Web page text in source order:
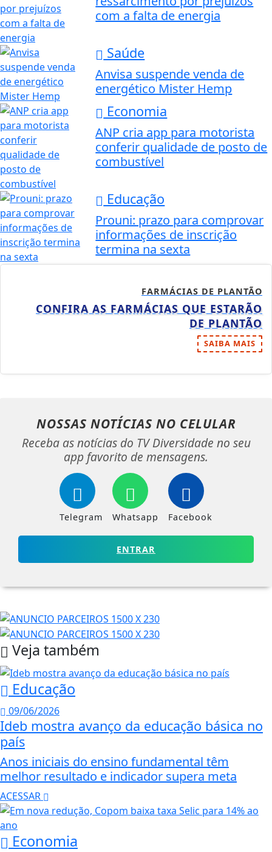
com a falta de energia
Saúde
Anvisa suspende venda de
energético Mister Hemp
Economia
ANP cria app para motorista
conferir qualidade de posto de
combustível
Educação
Prouni: prazo para comprovar
informações de inscrição
termina na sexta
FARMÁCIAS DE PLANTÃO
CONFIRA AS FARMÁCIAS QUE ESTARÃO
DE PLANTÃO
SAIBA MAIS
NOSSAS NOTÍCIAS NO CELULAR
Receba as notícias do TV Diversidade no seu
app favorito de mensagens.
Telegram Whatsapp Facebook
ENTRAR
Veja também
Educação
09/06/2026
Ideb mostra avanço da educação básica no
país
Anos iniciais do ensino fundamental têm
melhor resultado e indicador supera meta
ACESSAR
Economia